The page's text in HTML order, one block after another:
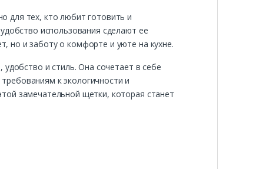
для тех, кто любит готовить и
использования сделают ее
но и заботу о комфорте и уюте на кухне.
и стиль. Она сочетает в себе
к экологичности и
замечательной щетки, которая станет